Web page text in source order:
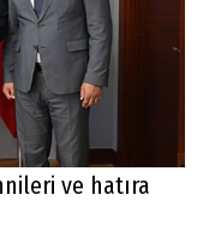
ve hatıra